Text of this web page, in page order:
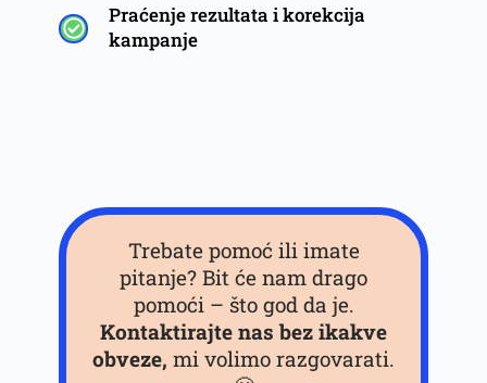
Praćenje rezultata i korekcija
kampanje
Trebate pomoć ili imate
pitanje? Bit će nam drago
pomoći – što god da je.
Kontaktirajte nas bez ikakve
obveze, mi volimo razgovarati.